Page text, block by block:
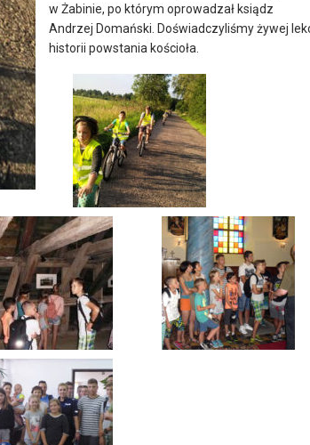
w Żabinie, po którym oprowadzał ksiądz
Andrzej Domański. Doświadczyliśmy żywej
historii powstania kościoła.